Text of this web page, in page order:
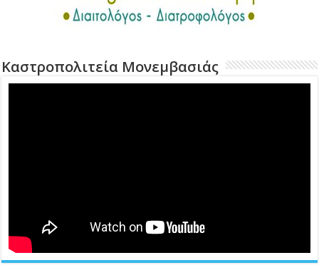
Καστροπολιτεία Μονεμβασιάς